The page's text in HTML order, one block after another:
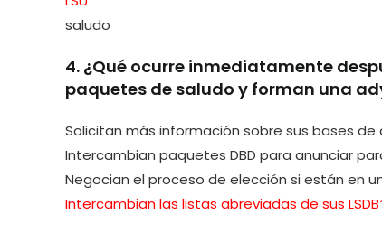
saludo
4. ¿Qué ocurre inmediatamente
paquetes de saludo y forman una
Solicitan más información sobre sus bases de
Intercambian paquetes DBD para anunciar
Negocian el proceso de elección si están en
Intercambian las listas abreviadas de sus